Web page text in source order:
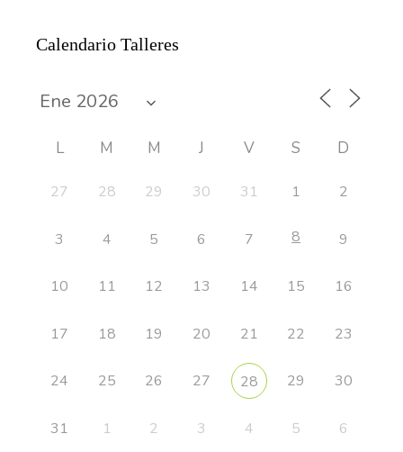
Calendario Talleres
L M M J V S D
27 28 29 30 31 1 2
3 4 5 6 7 8 9
10 11 12 13 14 15 16
17 18 19 20 21 22 23
24 25 26 27 28 29 30
31 1 2 3 4 5 6